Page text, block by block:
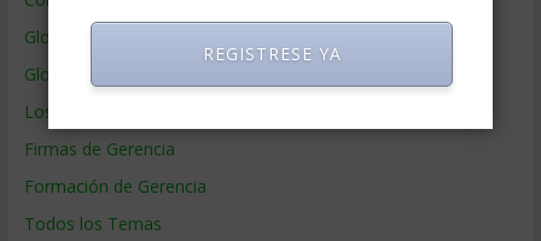
Glosario
Glosario Inglés – Español
Los mejores MBA
Firmas de Gerencia
Formación de Gerencia
Todos los Temas
REGISTRESE YA